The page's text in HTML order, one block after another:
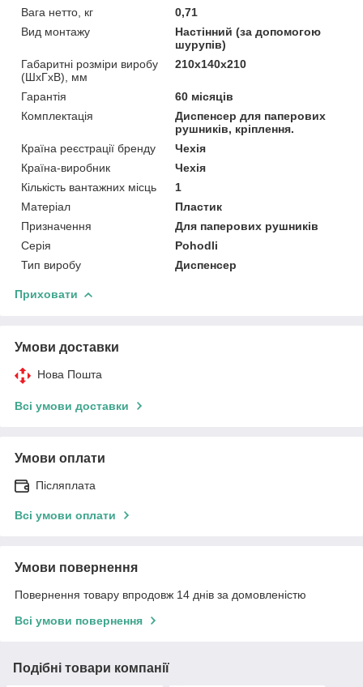
Вага нетто, кг
0,71
Вид монтажу
Настінний (за допомогою
шурупів)
Габаритні розміри виробу
(ШхГхВ), мм
210х140х210
Гарантія
60 місяців
Комплектація
Диспенсер для паперових
рушників, кріплення.
Країна реєстрації бренду
Чехія
Країна-виробник
Чехія
Кількість вантажних місць
1
Матеріал
Пластик
Призначення
Для паперових рушників
Серія
Pohodli
Тип виробу
Диспенсер
Приховати
Умови доставки
Нова Пошта
Всі умови доставки
Умови оплати
Післяплата
Всі умови оплати
Умови повернення
Повернення товару впродовж 14 днів за домовленістю
Всі умови повернення
Подібні товари компанії